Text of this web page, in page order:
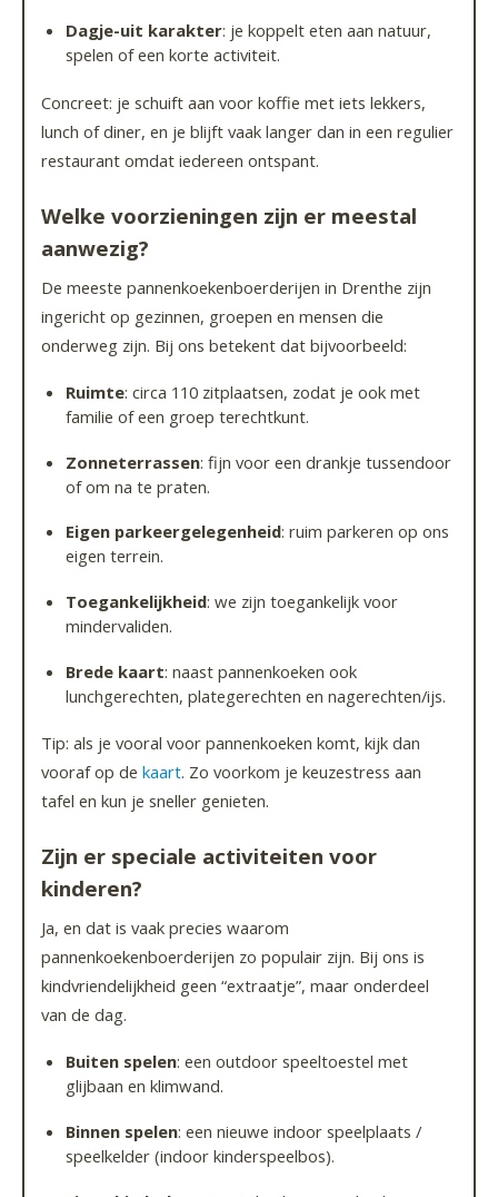
Dagje-uit karakter: je koppelt eten aan natuur,
spelen of een korte activiteit.
Concreet: je schuift aan voor koffie met iets lekkers,
lunch of diner, en je blijft vaak langer dan in een regulier
restaurant omdat iedereen ontspant.
Welke voorzieningen zijn er meestal
aanwezig?
De meeste pannenkoekenboerderijen in Drenthe zijn
ingericht op gezinnen, groepen en mensen die
onderweg zijn. Bij ons betekent dat bijvoorbeeld:
Ruimte: circa 110 zitplaatsen, zodat je ook met
familie of een groep terechtkunt.
Zonneterrassen: fijn voor een drankje tussendoor
of om na te praten.
Eigen parkeergelegenheid: ruim parkeren op ons
eigen terrein.
Toegankelijkheid: we zijn toegankelijk voor
mindervaliden.
Brede kaart: naast pannenkoeken ook
lunchgerechten, plategerechten en nagerechten/ijs.
Tip: als je vooral voor pannenkoeken komt, kijk dan
vooraf op de kaart. Zo voorkom je keuzestress aan
tafel en kun je sneller genieten.
Zijn er speciale activiteiten voor
kinderen?
Ja, en dat is vaak precies waarom
pannenkoekenboerderijen zo populair zijn. Bij ons is
kindvriendelijkheid geen “extraatje”, maar onderdeel
van de dag.
Buiten spelen: een outdoor speeltoestel met
glijbaan en klimwand.
Binnen spelen: een nieuwe indoor speelplaats /
speelkelder (indoor kinderspeelbos).